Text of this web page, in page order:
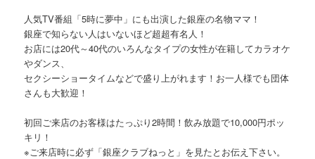
人気TV番組「5時に夢中」にも出演した銀座の名物ママ！
銀座で知らない人はいないほど超超有名人！
お店には20代～40代のいろんなタイプの女性が在籍してカラオケ
やダンス、
セクシーショータイムなどで盛り上がれます！お一人様でも団体
さんも大歓迎！
初回ご来店のお客様はたっぷり2時間！飲み放題で10,000円ポッ
キリ！
※ご来店時に必ず「銀座クラブねっと」を見たとお伝え下さい。